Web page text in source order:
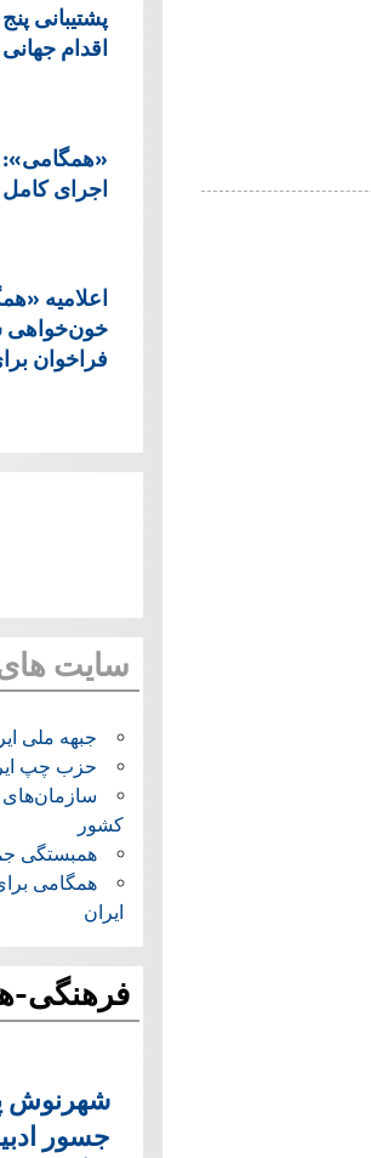
پشتيبانی
اقدام
«همگامی»:
اجرای
اعلامیه
خون‌خواهی
فراخوان
سایت
جبهه ملی
حزب چپ
سازمان‌های
کشور
همبستگی
همگامی
ایران
فرهنگی-
شهرنوش
جسور